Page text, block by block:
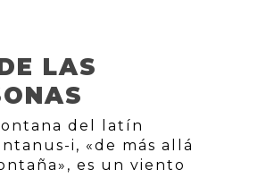
LAS
del latín
i, «de más allá
es un viento